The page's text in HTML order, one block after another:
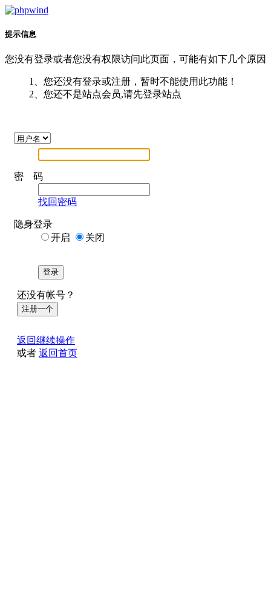
提示信息
您没有登录或者您没有权限访问此页面，可能有如下几个原因
1、您还没有登录或注册，暂时不能使用此功能！
2、您还不是站点会员,请先登录站点
密 码
找回密码
隐身登录
开启
关闭
登录
还没有帐号？
注册一个
返回继续操作
或者 返回首页